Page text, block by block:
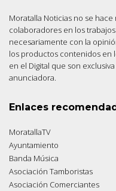
Moratalla Noticias no se
colaboradores en los
necesariamente con la
los productos contenidos en
en el Digital que son
anunciadora.
Enlaces
MoratallaTV
Ayuntamiento
Banda Música
Asociación Tamboristas
Asociación Comerciantes